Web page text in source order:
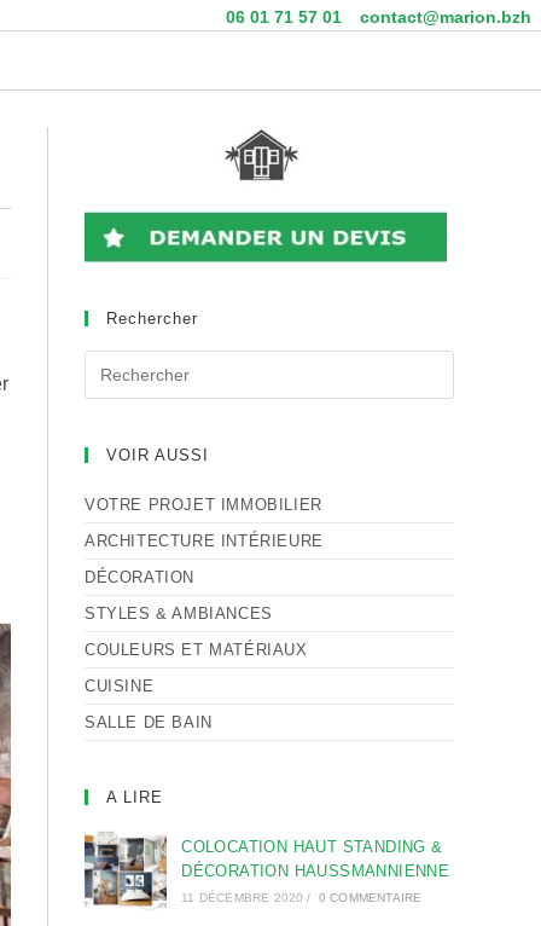
06 01 71 57 01 contact@marion.bzh
Rechercher
Rechercher
sur
ce
VOIR AUSSI
VOTRE PROJET IMMOBILIER
ARCHITECTURE INTÉRIEURE
DÉCORATION
STYLES & AMBIANCES
COULEURS ET MATÉRIAUX
CUISINE
SALLE DE BAIN
A LIRE
COLOCATION HAUT STANDING &
DÉCORATION HAUSSMANNIENNE
11 DÉCEMBRE 2020 / 0 COMMENTAIRE